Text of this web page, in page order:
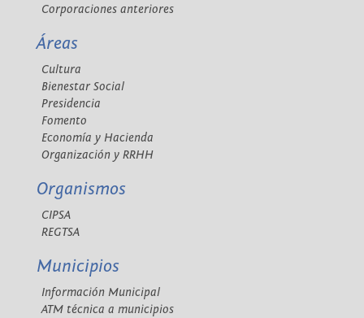
Corporaciones anteriores
Áreas
Cultura
Bienestar Social
Presidencia
Fomento
Economía y Hacienda
Organización y RRHH
Organismos
CIPSA
REGTSA
Municipios
Información Municipal
ATM técnica a municipios